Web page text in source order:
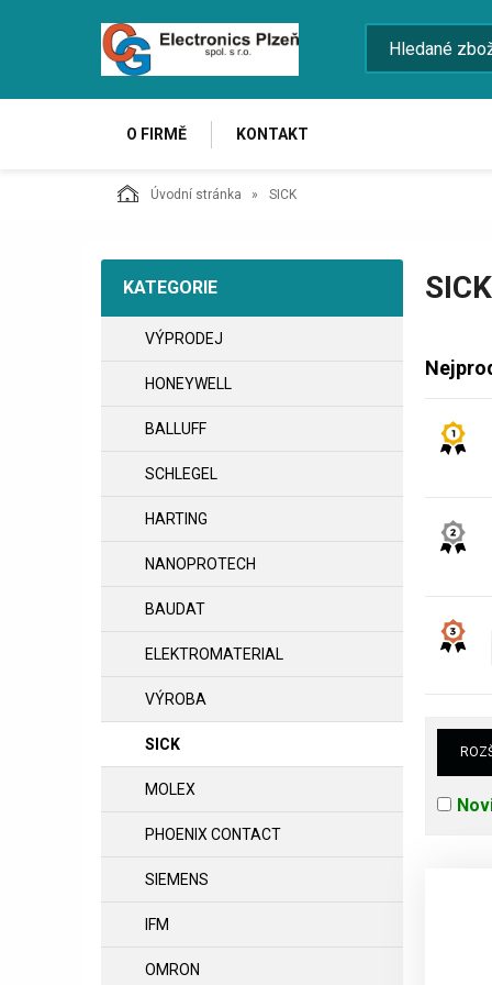
O FIRMĚ KONTAKT
Úvodní stránka SICK
KATEGORIE
VÝPRODEJ
HONEYWELL
BALLUFF
SCHLEGEL
HARTING
NANOPROTECH
BAUDAT
ELEKTROMATERIAL
VÝROBA
SICK
MOLEX
PHOENIX CONTACT
SIEMENS
IFM
OMRON
SICK